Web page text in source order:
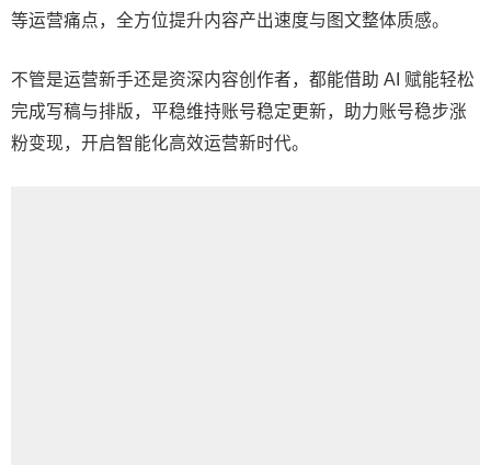
等运营痛点，全方位提升内容产出速度与图文整体质感。
不管是运营新手还是资深内容创作者，都能借助 AI 赋能轻松
完成写稿与排版，平稳维持账号稳定更新，助力账号稳步涨
粉变现，开启智能化高效运营新时代。